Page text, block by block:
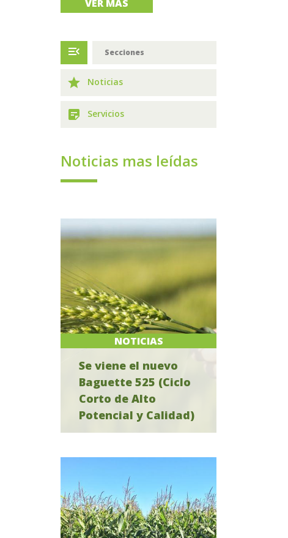
VER MAS
menu_open Secciones
grade Noticias
sticky_note_2 Servicios
Noticias mas leídas
NOTICIAS
Se viene el nuevo
Baguette 525 (Ciclo
Corto de Alto
Potencial y Calidad)